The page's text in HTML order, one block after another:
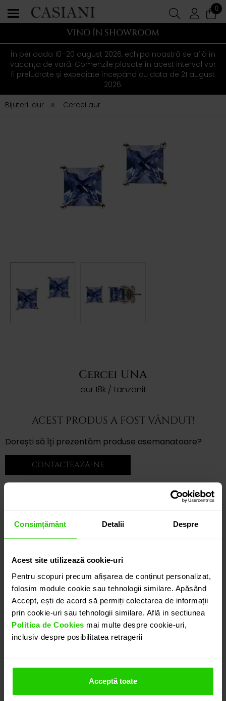
Consimțământ Detalii Despre
Acest site utilizează cookie-uri
Pentru scopuri precum afișarea de conținut personalizat,
folosim module cookie sau tehnologii similare. Apăsând
Accept, ești de acord să permiți colectarea de informații
prin cookie-uri sau tehnologii similare. Află in sectiunea
Politica de Cookies mai multe despre cookie-uri,
inclusiv despre posibilitatea retragerii
Acceptă toate
0
VINO ÎN SHOWROOM
În perioada 10–20 august 2026, echipa noastră se află în
vacanța de vară. Comenzile plasate în acest interval vor
fi prelucrate și expediate începând cu data de 21 august
2026.
Bijuterii aur
Cercei aur
Cercei UNA
aur 18k / tanzanit
ACEST PRODUS A FOST VÂNDUT!
Dorești să îți prezentăm produse asemanatoare?
CONTACTEAZĂ-NE